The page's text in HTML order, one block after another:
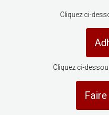
Cliquez ci-
Cliquez ci-